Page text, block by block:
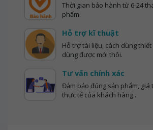
Thời gian bảo hành từ 6-24
phẩm.
Hỗ trợ kĩ thuật
Hỗ trợ tài liệu, cách dùng
dùng được mới thôi.
Tư vấn chính xác
Đảm bảo đúng sản phẩm, giá
thực tế của khách hàng .